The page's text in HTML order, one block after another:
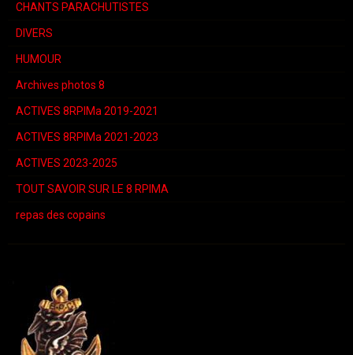
CHANTS PARACHUTISTES
DIVERS
HUMOUR
Archives photos 8
ACTIVES 8RPIMa 2019-2021
ACTIVES 8RPIMa 2021-2023
ACTIVES 2023-2025
TOUT SAVOIR SUR LE 8 RPIMA
repas des copains